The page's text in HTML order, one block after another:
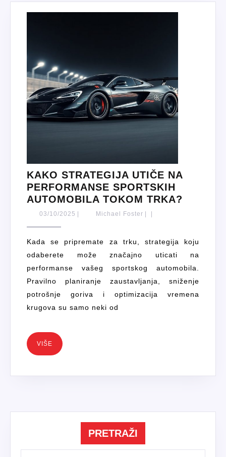
KAKO STRATEGIJA UTIČE NA
PERFORMANSE SPORTSKIH
AUTOMOBILA TOKOM TRKA?
TOKOM
TRKA?
03/10/2025 03/10/2025
| Michael FosterMichael
| |
Kada se pripremate za trku, strategija koju
odaberete može značajno uticati na
performanse vašeg sportskog automobila.
Pravilno planiranje zaustavljanja, sniženje
potrošnje goriva i optimizacija vremena
krugova su samo neki od
VIŠE VIŠE
PRETRAŽI